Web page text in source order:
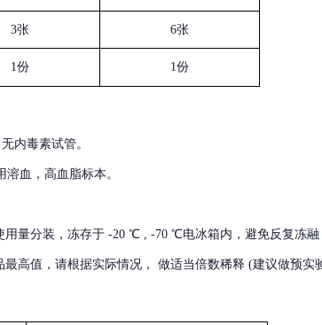
3张 6张
1份 1份
内毒素试管。
溶血，高血脂标本。
用量分装，冻存于 -20 ℃ , -70 ℃电冰箱内，避免反复冻融
高值，请根据实际情况， 做适当倍数稀释 (建议做预实